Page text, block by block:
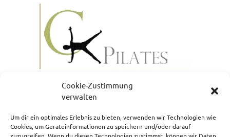
Cookie-Zustimmung
verwalten
Um dir ein optimales Erlebnis zu bieten, verwenden wir Technologien wie
Cookies, um Geräteinformationen zu speichern und/oder darauf